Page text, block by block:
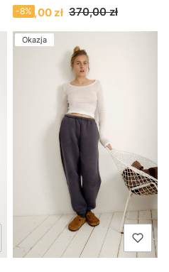
Cena promocyjna
340,00 zł 370,00 zł
-8%
Okazja